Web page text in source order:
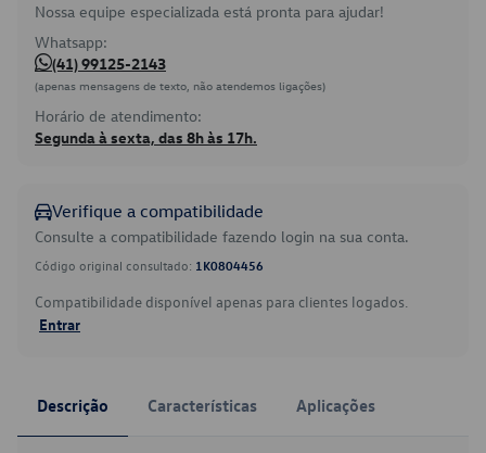
Nossa equipe especializada está pronta para ajudar!
Whatsapp:
(41) 99125-2143
(apenas mensagens de texto, não atendemos ligações)
Horário de atendimento:
Segunda à sexta, das 8h às 17h.
Verifique a compatibilidade
Consulte a compatibilidade fazendo login na sua conta.
Código original consultado: 1K0804456
Compatibilidade disponível apenas para clientes logados.
Entrar
Descrição Características Aplicações